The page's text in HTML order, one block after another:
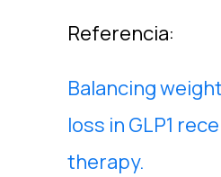
Referencia:
Balancing
loss in GLP1
therapy.